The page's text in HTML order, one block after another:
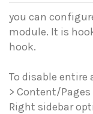
you can
module. It is
hook.
To disable
> Content/
Right sidebar